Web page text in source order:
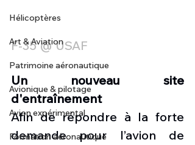
Hélicoptères
Art & Aviation
Patrimoine aéronautique
Avionique & pilotage
Avion expérimental
Formation aéronautique
F-35 @ USAF
Un nouveau site
d'entraînement
Afin de répondre à la forte
demande pour l’avion de